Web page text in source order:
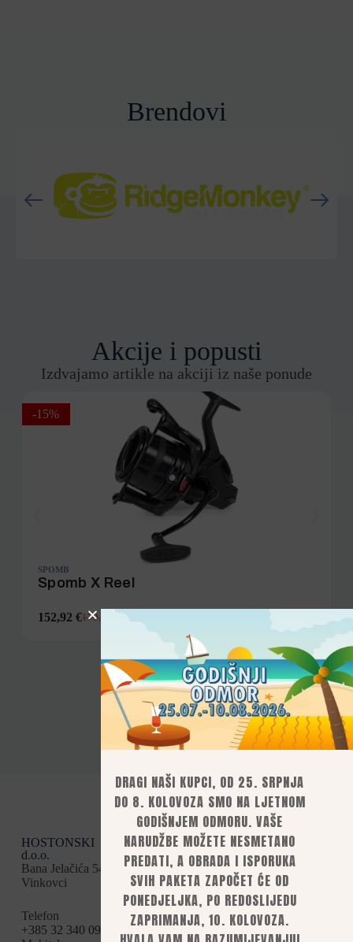
Brendovi
Akcije i popusti
Izdvajamo artikle na akciji iz naše ponude
-15%
SPOMB
Spomb X Reel
179,90
152,92 €
Prikaži sve
HOSTONSKI
d.o.o.
Bana Jelačića 54,
Vinkovci
Telefon
+385 32 340 095
Kategorije
Boile
Brašna i sastojci
Partikl
Tekućine
Uvjeti kupnje
Opći uvjeti
Načini plaćanja
Dostava
Povrat i
reklamacije
Privatnost i
DRAGI NAŠI KUPCI, OD 25. SRPNJA
DO 8. KOLOVOZA SMO NA LJETNOM
GODIŠNJEM ODMORU. VAŠE
NARUDŽBE MOŽETE NESMETANO
PREDATI, A OBRADA I ISPORUKA
SVIH PAKETA ZAPOČET ĆE OD
PONEDJELJKA, PO REDOSLIJEDU
ZAPRIMANJA, 10. KOLOVOZA.